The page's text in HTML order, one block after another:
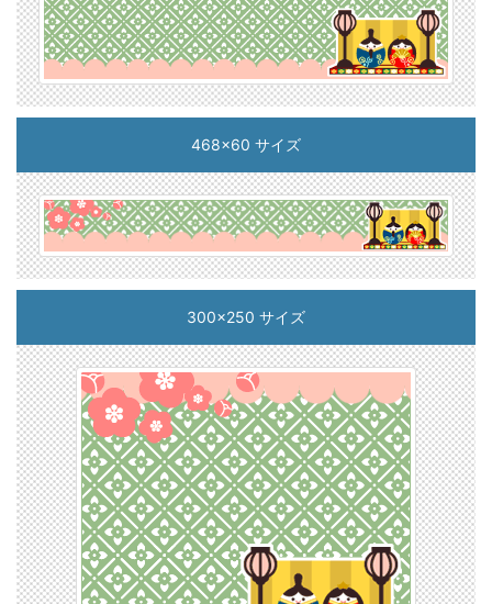
468x60 サイズ
300x250 サイズ